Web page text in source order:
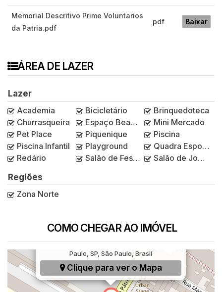
Memorial Descritivo Prime Voluntarios
da Patria.pdf
pdf Baixar
ÁREA DE LAZER
Lazer
Academia
Bicicletário
Brinquedoteca
Churrasqueira
Espaço Beauty
Mini Mercado
Pet Place
Piquenique
Piscina
Piscina Infantil
Playground
Quadra Esportiva
Redário
Salão de Festas
Salão de Jogos
Regiões
Zona Norte
COMO CHEGAR AO IMÓVEL
Rua Voluntários da Pátria, 497, Santana, São
Paulo, SP, São Paulo, Brasil
Clique para ver o Mapa